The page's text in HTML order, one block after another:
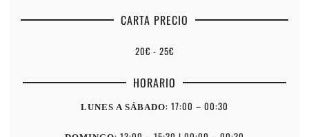
CARTA PRECIO
20€ - 25€
HORARIO
LUNES A SÁBADO: 17:00 – 00:30